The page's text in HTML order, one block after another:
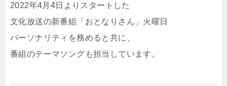
2022年4月4日よりスタートした
文化放送の新番組「おとなりさん」火曜日
パーソナリティを務めると共に、
番組のテーマソングも担当しています。